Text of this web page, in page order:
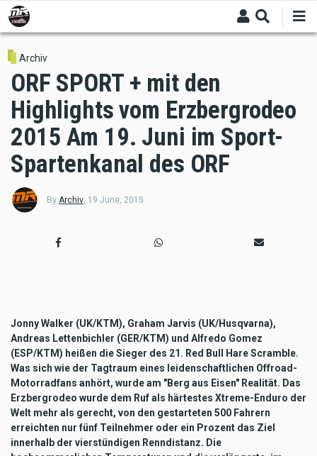
Skip
to
main
content
Archiv
ORF SPORT + mit den
Highlights vom Erzbergrodeo
2015 Am 19. Juni im Sport-
Spartenkanal des ORF
By Archiv, 19 June, 2015
Jonny Walker (UK/KTM), Graham Jarvis (UK/Husqvarna),
Andreas Lettenbichler (GER/KTM) und Alfredo Gomez
(ESP/KTM) heißen die Sieger des 21. Red Bull Hare Scramble.
Was sich wie der Tagtraum eines leidenschaftlichen Offroad-
Motorradfans anhört, wurde am "Berg aus Eisen" Realität. Das
Erzbergrodeo wurde dem Ruf als härtestes Xtreme-Enduro der
Welt mehr als gerecht, von den gestarteten 500 Fahrern
erreichten nur fünf Teilnehmer oder ein Prozent das Ziel
innerhalb der vierstündigen Renndistanz. Die